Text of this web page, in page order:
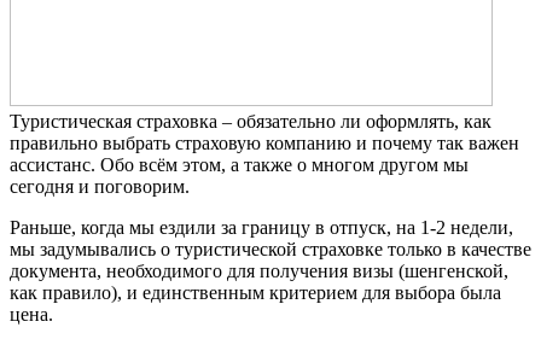
Туристическая страховка – обязательно ли оформлять, как
правильно выбрать страховую компанию и почему так важен
ассистанс. Обо всём этом, а также о многом другом мы
сегодня и поговорим.
Раньше, когда мы ездили за границу в отпуск, на 1-2 недели,
мы задумывались о туристической страховке только в качестве
документа, необходимого для получения визы (шенгенской,
как правило), и единственным критерием для выбора была
цена.